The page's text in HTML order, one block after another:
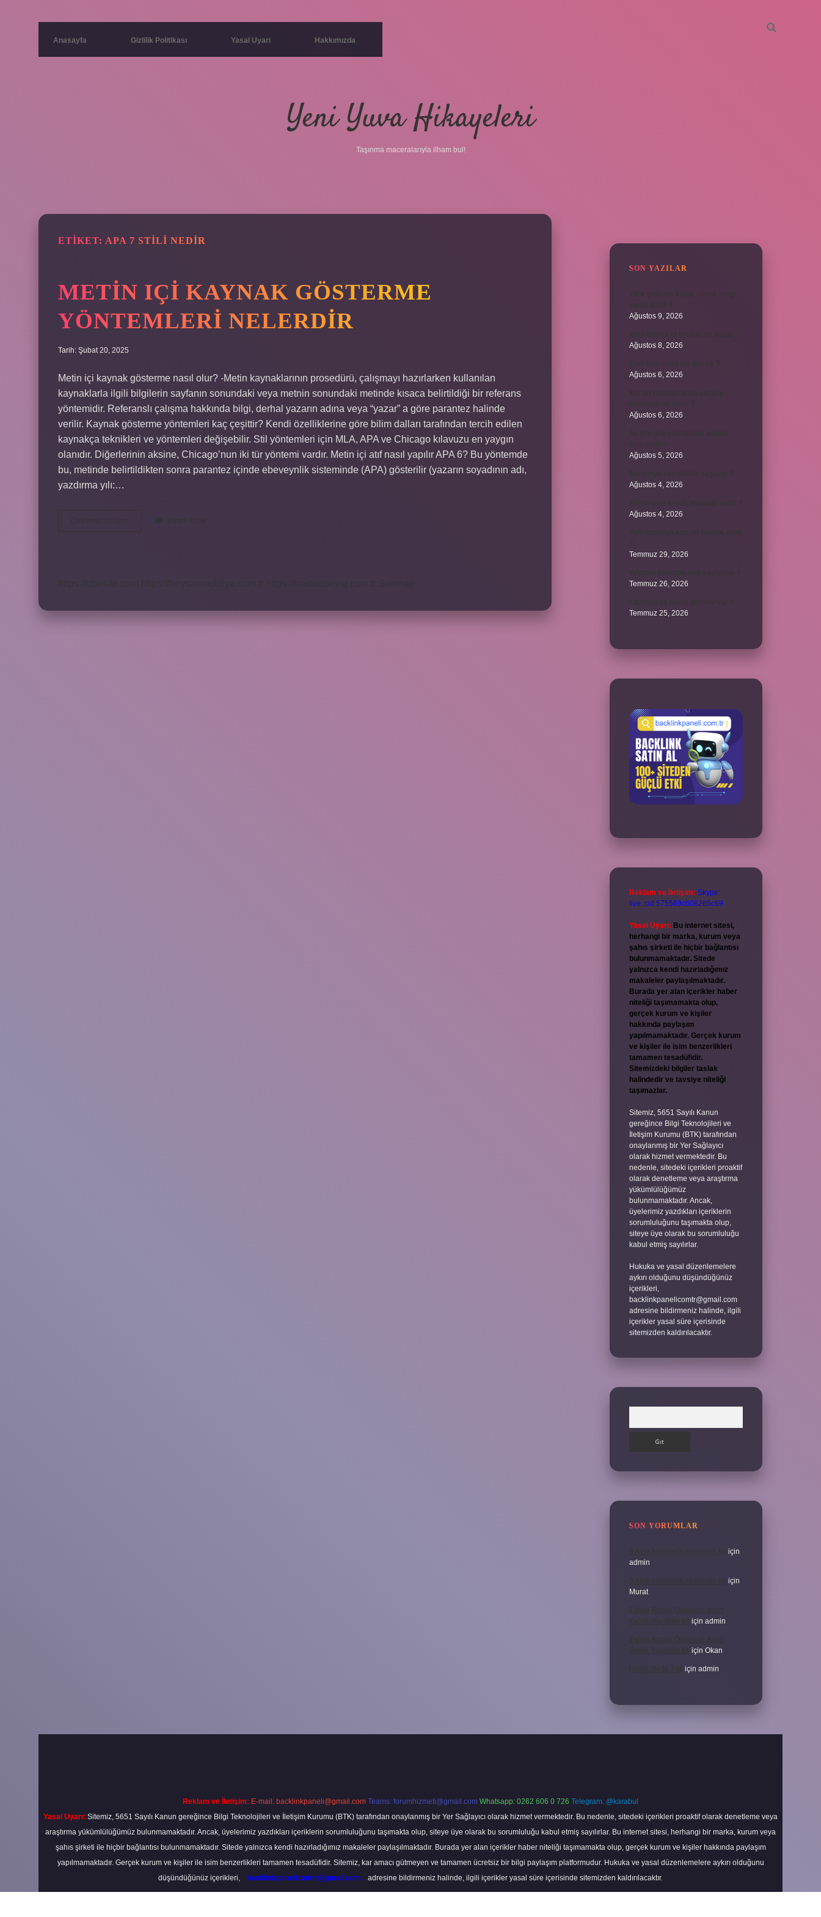
Anasayfa Gizlilik Politikası Yasal Uyarı Hakkımızda
Yeni Yuva Hikayeleri
Taşınma maceralarıyla ilham bul!
ETIKET: APA 7 STILI NEDIR
METIN IÇI KAYNAK GÖSTERME
YÖNTEMLERI NELERDIR
Tarih: Şubat 20, 2025
Metin içi kaynak gösterme nasıl olur? -Metin kaynaklarının prosedürü, çalışmayı hazırlarken kullanılan
kaynaklarla ilgili bilgilerin sayfanın sonundaki veya metnin sonundaki metinde kısaca belirtildiği bir referans
yöntemidir. Referanslı çalışma hakkında bilgi, derhal yazarın adına veya “yazar” a göre parantez halinde
verilir. Kaynak gösterme yöntemleri kaç çeşittir? Kendi özelliklerine göre bilim dalları tarafından tercih edilen
kaynakça teknikleri ve yöntemleri değişebilir. Stil yöntemleri için MLA, APA ve Chicago kılavuzu en yaygın
olanıdır. Diğerlerinin aksine, Chicago’nun iki tür yöntemi vardır. Metin içi atıf nasıl yapılır APA 6? Bu yöntemde
bu, metinde belirtildikten sonra parantez içinde ebeveynlik sisteminde (APA) gösterilir (yazarın soyadının adı,
yazdırma yılı:…
SON YAZILAR
Ağustos 9, 2026
Ağustos 8, 2026
Ağustos 6, 2026
Ağustos 6, 2026
Ağustos 5, 2026
Ağustos 4, 2026
Ağustos 4, 2026
Temmuz 29, 2026
Temmuz 26, 2026
Temmuz 25, 2026
Reklam ve İletişim: Skype:
live:.cid.575569c608265c69
Yasal Uyarı: Bu internet sitesi,
herhangi bir marka, kurum veya
şahıs şirketi ile hiçbir bağlantısı
bulunmamaktadır. Sitede
yalnızca kendi hazırladığımız
makaleler paylaşılmaktadır.
Burada yer alan içerikler haber
niteliği taşımamakta olup,
gerçek kurum ve kişiler
hakkında paylaşım
yapılmamaktadır. Gerçek kurum
ve kişiler ile isim benzerlikleri
tamamen tesadüfidir.
Sitemizdeki bilgiler taslak
halindedir ve tavsiye niteliği
taşımazlar.
Sitemiz, 5651 Sayılı Kanun
gereğince Bilgi Teknolojileri ve
İletişim Kurumu (BTK) tarafından
onaylanmış bir Yer Sağlayıcı
olarak hizmet vermektedir. Bu
nedenle, sitedeki içerikleri proaktif
olarak denetleme veya araştırma
yükümlülüğümüz
bulunmamaktadır. Ancak,
üyelerimiz yazdıkları içeriklerin
sorumluluğunu taşımakta olup,
siteye üye olarak bu sorumluluğu
kabul etmiş sayılırlar.
Hukuka ve yasal düzenlemelere
aykırı olduğunu düşündüğünüz
içerikleri,
backlinkpanelicomtr@gmail.com
adresine bildirmeniz halinde, ilgili
içerikler yasal süre içerisinde
sitemizden kaldırılacaktır.
SON YORUMLAR
3 Aylık Hamilelik Hissedilir Mi
için
admin
3 Aylık Hamilelik Hissedilir Mi için
Murat
Eşinin Rızası Olmadan Ikinci
Evlilik Yapabilir Mi için admin
Eşinin Rızası Olmadan Ikinci
Evlilik Yapabilir Mi için Okan
Haşat Nedir Tdk için admin
Reklam ve İletişim: E-mail: backlinkpaneli@gmail.com Teams: forumhizmeti@gmail.com Whatsapp: 0262 606 0 726 Telegram: @karabul
Yasal Uyarı: Sitemiz, 5651 Sayılı Kanun gereğince Bilgi Teknolojileri ve İletişim Kurumu (BTK) tarafından onaylanmış bir Yer Sağlayıcı olarak hizmet vermektedir. Bu nedenle, sitedeki içerikleri proaktif olarak denetleme veya
araştırma yükümlülüğümüz bulunmamaktadır. Ancak, üyelerimiz yazdıkları içeriklerin sorumluluğunu taşımakta olup, siteye üye olarak bu sorumluluğu kabul etmiş sayılırlar. Bu internet sitesi, herhangi bir marka, kurum veya
şahıs şirketi ile hiçbir bağlantısı bulunmamaktadır. Sitede yalnızca kendi hazırladığımız makaleler paylaşılmaktadır. Burada yer alan içerikler haber niteliği taşımamakta olup, gerçek kurum ve kişiler hakkında paylaşım
yapılmamaktadır. Gerçek kurum ve kişiler ile isim benzerlikleri tamamen tesadüfidir. Sitemiz, kar amacı gütmeyen ve tamamen ücretsiz bir bilgi paylaşım platformudur. Hukuka ve yasal düzenlemelere aykırı olduğunu
düşündüğünüz içerikleri,
backlinkpanelicomtr@gmail.com adresine bildirmeniz halinde, ilgili içerikler yasal süre içerisinde sitemizden kaldırılacaktır.